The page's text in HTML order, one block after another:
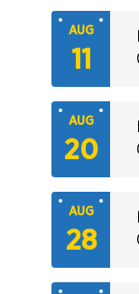
AUG
11
AUG
20
AUG
28